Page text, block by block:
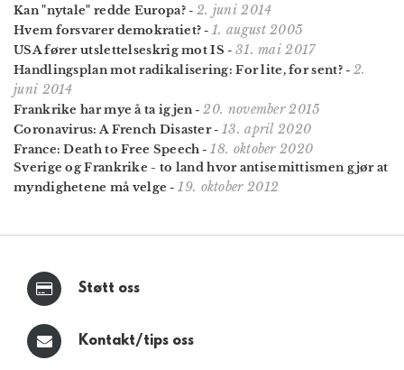
Kan "nytale" redde Europa?- 2. juni 2014
Hvem forsvarer demokratiet? -1. august 2005
USA fører utslettelseskrig mot IS - 31. mai 2017
Handlingsplan mot radikalisering: For lite, for sent?- 2.
juni 2014
Frankrike har mye å ta igjen-20. november 2015
Coronavirus: A French Disaster- 13. april 2020
France: Death to Free Speech -18. oktober 2020
Sverige og Frankrike - to land hvor antisemittismen gjør at
myndighetene må velge -19. oktober 2012
Støtt oss
Kontakt/tips oss